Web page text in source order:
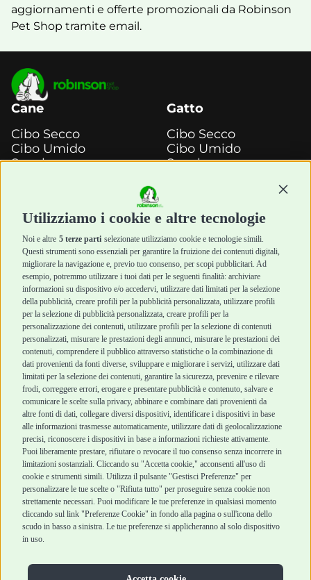
Utilizziamo i cookie e altre tecnologie
Noi e altre 5 terze parti selezionate utilizziamo cookie e tecnologie simili.
Questi strumenti sono essenziali per garantire la fruizione dei contenuti digitali,
migliorare la navigazione e, previo tuo consenso, per scopi pubblicitari. Ad
esempio, potremmo utilizzare i tuoi dati per le seguenti finalità: archiviare
informazioni su dispositivo e/o accedervi, utilizzare dati limitati per la selezione
della pubblicità, creare profili per la pubblicità personalizzata, utilizzare profili
per la selezione di pubblicità personalizzata, creare profili per la
personalizzazione dei contenuti, utilizzare profili per la selezione di contenuti
personalizzati, misurare le prestazioni degli annunci, misurare le prestazioni dei
contenuti, comprendere il pubblico attraverso statistiche o la combinazione di
dati provenienti da fonti diverse, sviluppare e migliorare i servizi, utilizzare dati
limitati per la selezione dei contenuti, garantire la sicurezza, prevenire e rilevare
frodi, correggere errori, erogare e presentare pubblicità e contenuto, salvare e
comunicare le scelte sulla privacy, abbinare e combinare dati provenienti da
altre fonti di dati, collegare diversi dispositivi, identificare i dispositivi in base
alle informazioni trasmesse automaticamente, utilizzare dati di geolocalizzazione
precisi, riconoscere i dispositivi in base a informazioni richieste attivamente.
Puoi liberamente prestare, rifiutare o revocare il tuo consenso senza incorrere in
limitazioni sostanziali. Cliccando su "Accetta cookie," acconsenti all'uso di
cookie e strumenti simili. Utilizza il pulsante "Gestisci Preferenze" per
personalizzare le tue scelte o "Rifiuta tutto" per proseguire senza cookie non
strettamente necessari. Puoi modificare le tue preferenze in qualsiasi momento
cliccando sul link "Preferenze Cookie" in fondo alla pagina o sull'icona dello
scudo in basso a sinistra. Le tue preferenze si applicheranno al solo dispositivo
in uso.
aggiornamenti e offerte promozionali da Robinson
Pet Shop tramite email.
Cane
Cibo Secco
Cibo Umido
Snack e
Igiene e Pulizia
Accessori
Cani Mini
Top Quality
Gatto
Cibo Secco
Cibo Umido
Snack e
Igiene e Pulizia
Accessori
Top Quality
Robinson Pet Shop
Chi siamo
Punti vendita
Marchi
Blog
Assistenza Robinson
Pet Shop
Offerte
Promozioni
Recensioni Feedaty
Acquisti sicuri
Termini e condizioni
di vendita
Cashback
Metodi di
pagamento
Recesso e Reso
Spedizioni
Robinson Pet Shop S.r.l.
Via V. Giovanni Schiaparelli, 21 – 47122 Forlì (FC)
P.iva 04095130409 | REA: FO 329541
info@robinsonpetshop.it | Tel. 0543 096850
Copyright © 2025 Robinsonpetshop.it s.r.l. – Tutti i diritti